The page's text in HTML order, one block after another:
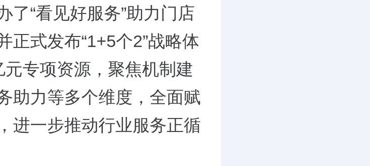
了“看见好服务”助力门店
正式发布“1+5个2”战略体
专项资源，聚焦机制建
助力等多个维度，全面赋
进一步推动行业服务正循